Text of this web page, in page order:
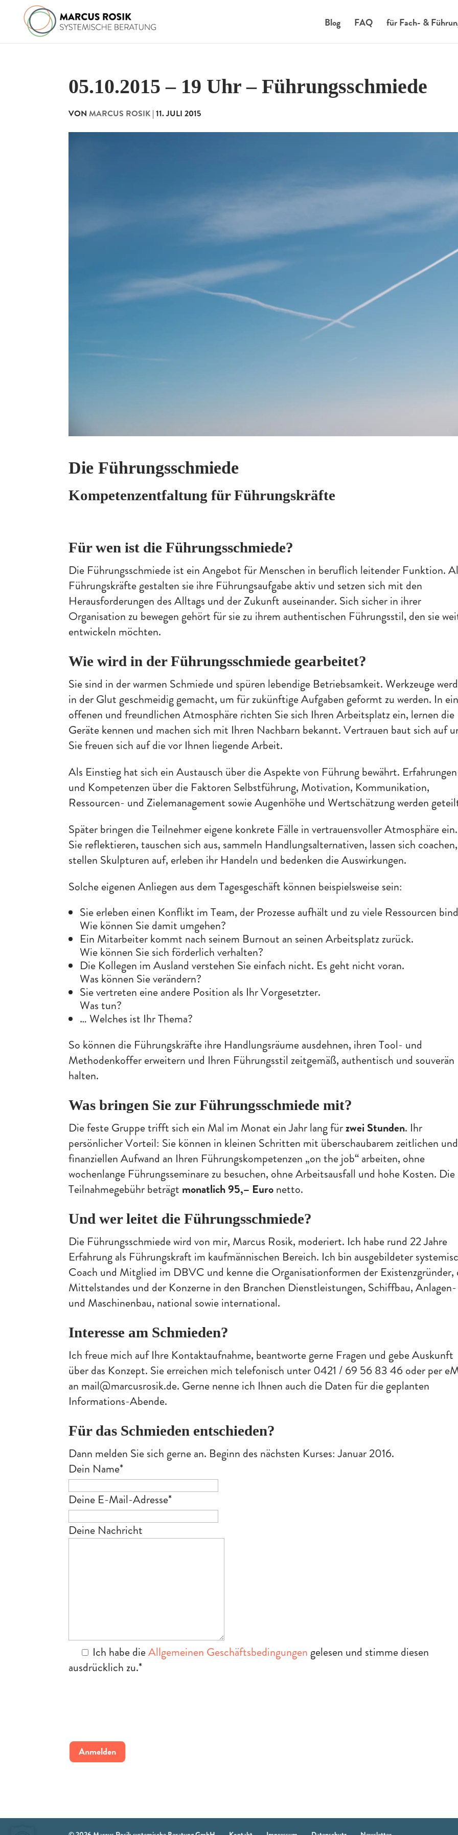
Blog FAQ für Fach- &
05.10.2015 – 19 Uhr – Führungsschmiede
VONMARCUS ROSIK |11. JULI 2015
Die Führungsschmiede
Kompetenzentfaltung für Führungskräfte
Für wen ist die Führungsschmiede?
Die Führungsschmiede ist ein Angebot für Menschen in beruflich leitender Funktion.
Führungskräfte gestalten sie ihre Führungsaufgabe aktiv und setzen sich mit den
Herausforderungen des Alltags und der Zukunft auseinander. Sich sicher in ihrer
Organisation zu bewegen gehört für sie zu ihrem authentischen Führungsstil, den sie
entwickeln möchten.
Wie wird in der Führungsschmiede gearbeitet?
Sie sind in der warmen Schmiede und spüren lebendige Betriebsamkeit. Werkzeuge
in der Glut geschmeidig gemacht, um für zukünftige Aufgaben geformt zu werden. In
offenen und freundlichen Atmosphäre richten Sie sich Ihren Arbeitsplatz ein, lernen die
Geräte kennen und machen sich mit Ihren Nachbarn bekannt. Vertrauen baut sich auf
Sie freuen sich auf die vor Ihnen liegende Arbeit.
Als Einstieg hat sich ein Austausch über die Aspekte von Führung bewährt. Erfahrungen
und Kompetenzen über die Faktoren Selbstführung, Motivation, Kommunikation,
Ressourcen- und Zielemanagement sowie Augenhöhe und Wertschätzung werden
Später bringen die Teilnehmer eigene konkrete Fälle in vertrauensvoller Atmosphäre ein.
Sie reflektieren, tauschen sich aus, sammeln Handlungsalternativen, lassen sich coachen,
stellen Skulpturen auf, erleben ihr Handeln und bedenken die Auswirkungen.
Solche eigenen Anliegen aus dem Tagesgeschäft können beispielsweise sein:
Sie erleben einen Konflikt im Team, der Prozesse aufhält und zu viele Ressourcen
Wie können Sie damit umgehen?
Ein Mitarbeiter kommt nach seinem Burnout an seinen Arbeitsplatz zurück.
Wie können Sie sich förderlich verhalten?
Die Kollegen im Ausland verstehen Sie einfach nicht. Es geht nicht voran.
Was können Sie verändern?
Sie vertreten eine andere Position als Ihr Vorgesetzter.
Was tun?
… Welches ist Ihr Thema?
So können die Führungskräfte ihre Handlungsräume ausdehnen, ihren Tool- und
Methodenkoffer erweitern und Ihren Führungsstil zeitgemäß, authentisch und souverän
halten.
Was bringen Sie zur Führungsschmiede mit?
Die feste Gruppe trifft sich ein Mal im Monat ein Jahr lang fürzwei Stunden. Ihr
persönlicher Vorteil: Sie können in kleinen Schritten mit überschaubarem zeitlichen und
finanziellen Aufwand an Ihren Führungskompetenzen „on the job“ arbeiten, ohne
wochenlange Führungsseminare zu besuchen, ohne Arbeitsausfall und hohe Kosten. Die
Teilnahmegebühr beträgt monatlich 95,– Euronetto.
Und wer leitet die Führungsschmiede?
Die Führungsschmiede wird von mir, Marcus Rosik, moderiert. Ich habe rund 22 Jahre
Erfahrung als Führungskraft im kaufmännischen Bereich. Ich bin ausgebildeter
Coach und Mitglied im DBVC und kenne die Organisationformen der Existenzgründer,
Mittelstandes und der Konzerne in den Branchen Dienstleistungen, Schiffbau, Anlagen-
und Maschinenbau, national sowie international.
Interesse am Schmieden?
Ich freue mich auf Ihre Kontaktaufnahme, beantworte gerne Fragen und gebe Auskunft
über das Konzept. Sie erreichen mich telefonisch unter 0421 / 69 56 83 46 oder per
an mail@marcusrosik.de. Gerne nenne ich Ihnen auch die Daten für die geplanten
Informations-Abende.
Für das Schmieden entschieden?
Dann melden Sie sich gerne an. Beginn des nächsten Kurses: Januar 2016.
Dein Name*
Deine E-Mail-Adresse*
Deine Nachricht
Ich habe dieAllgemeinen Geschäftsbedingungengelesen und stimme diesen
ausdrücklich zu.*
e
l
e